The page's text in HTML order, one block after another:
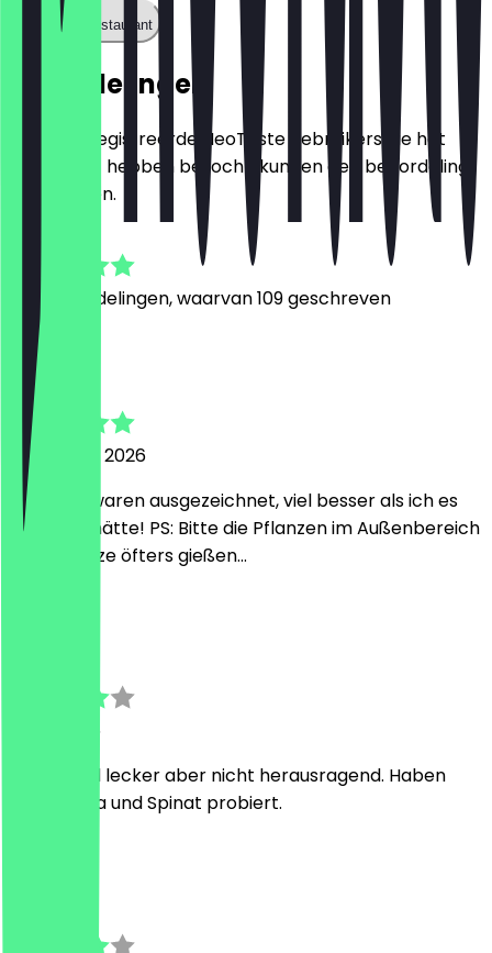
Bel het restaurant
Beoordelingen
Alleen geregistreerde NeoTaste gebruikers die het
restaurant hebben bezocht, kunnen een beoordeling
achterlaten.
Beoordelingen, waarvan 109 geschreven
Ralf
2 augustus 2026
Die Pinsa waren ausgezeichnet, viel besser als ich es
erwartet hätte! PS: Bitte die Pflanzen im Außenbereich
bei der Hitze öfters gießen...
30 juli 2026
Pinsas sind lecker aber nicht herausragend. Haben
bruschetta und Spinat probiert.